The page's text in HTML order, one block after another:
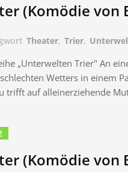
(Komödie von
Theater, Trier,
„Unterwelten Trier" An
Wetters in einem
trifft auf alleinerziehende
(Komödie von